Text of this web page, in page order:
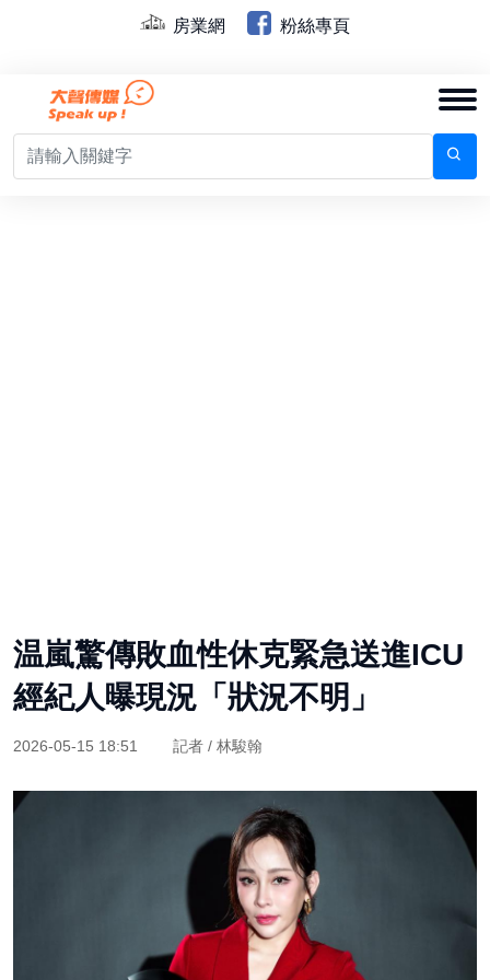
房業網 粉絲專頁
温嵐驚傳敗血性休克緊急送進ICU
經紀人曝現況「狀況不明」
2026-05-15 18:51 記者 / 林駿翰